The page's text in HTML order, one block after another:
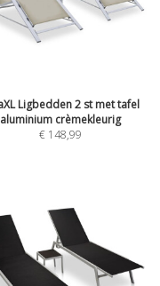
Ligbedden 2 st met tafel
aluminium crèmekleurig
€ 148,99